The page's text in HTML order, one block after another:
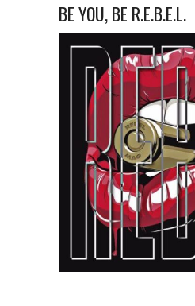
BE YOU, BE R.E.B.E.L.